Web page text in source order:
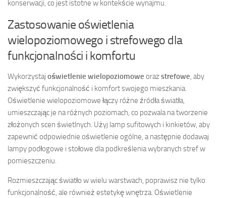
konserwacji, co jest istotne w kontekście wynajmu.
Zastosowanie oświetlenia
wielopoziomowego i strefowego dla
funkcjonalności i komfortu
Wykorzystaj oświetlenie wielopoziomowe orazstrefowe, aby
zwiększyć funkcjonalność i komfort swojego mieszkania.
Oświetlenie wielopoziomowe łączy różne źródła światła,
umieszczając je na różnych poziomach, co pozwala na tworzenie
złożonych scen świetlnych. Użyj lamp sufitowych i kinkietów, aby
zapewnić odpowiednie oświetlenie ogólne, a następnie dodawaj
lampy podłogowe i stołowe dla podkreślenia wybranych stref w
pomieszczeniu.
Rozmieszczając światło w wielu warstwach, poprawisz nie tylko
funkcjonalność, ale również estetykę wnętrza. Oświetlenie